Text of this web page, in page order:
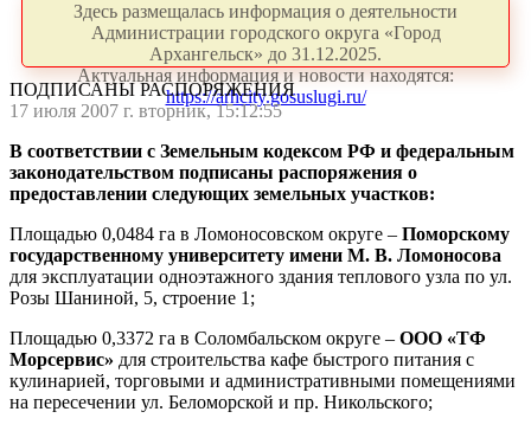
Здесь размещалась информация о деятельности
Администрации городского округа «Город
Архангельск» до 31.12.2025.
Актуальная информация и новости находятся:
https://arhcity.gosuslugi.ru/
ПОДПИСАНЫ РАСПОРЯЖЕНИЯ
17 июля 2007 г. вторник, 15:12:55
В соответствии с Земельным кодексом РФ и федеральным
законодательством подписаны распоряжения о
предоставлении следующих земельных участков:
Площадью 0,0484 га в Ломоносовском округе – Поморскому
государственному университету имени М. В. Ломоносова
для эксплуатации одноэтажного здания теплового узла по ул.
Розы Шаниной, 5, строение 1;
Площадью 0,3372 га в Соломбальском округе – ООО «ТФ
Морсервис» для строительства кафе быстрого питания с
кулинарией, торговыми и административными помещениями
на пересечении ул. Беломорской и пр. Никольского;